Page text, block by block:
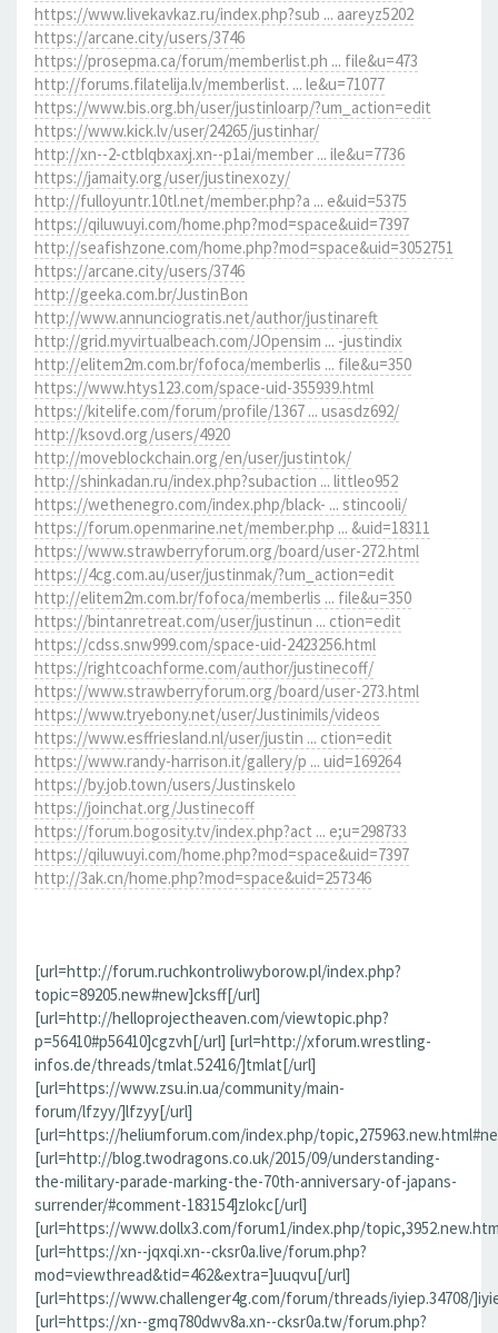
https://www.livekavkaz.ru/index.php?sub ... aareyz5202
https://arcane.city/users/3746
https://prosepma.ca/forum/memberlist.ph ... file&u=473
http://forums.filatelija.lv/memberlist. ... le&u=71077
https://www.bis.org.bh/user/justinloarp/?um_action=edit
https://www.kick.lv/user/24265/justinhar/
http://xn--2-ctblqbxaxj.xn--p1ai/member ... ile&u=7736
https://jamaity.org/user/justinexozy/
http://fulloyuntr.10tl.net/member.php?a ... e&uid=5375
https://qiluwuyi.com/home.php?mod=space&uid=7397
http://seafishzone.com/home.php?mod=space&uid=3052751
https://arcane.city/users/3746
http://geeka.com.br/JustinBon
http://www.annunciogratis.net/author/justinareft
http://grid.myvirtualbeach.com/JOpensim ... -justindix
http://elitem2m.com.br/fofoca/memberlis ... file&u=350
https://www.htys123.com/space-uid-355939.html
https://kitelife.com/forum/profile/1367 ... usasdz692/
http://ksovd.org/users/4920
http://moveblockchain.org/en/user/justintok/
http://shinkadan.ru/index.php?subaction ... littleo952
https://wethenegro.com/index.php/black- ... stincooli/
https://forum.openmarine.net/member.php ... &uid=18311
https://www.strawberryforum.org/board/user-272.html
https://4cg.com.au/user/justinmak/?um_action=edit
http://elitem2m.com.br/fofoca/memberlis ... file&u=350
https://bintanretreat.com/user/justinun ... ction=edit
https://cdss.snw999.com/space-uid-2423256.html
https://rightcoachforme.com/author/justinecoff/
https://www.strawberryforum.org/board/user-273.html
https://www.tryebony.net/user/Justinimils/videos
https://www.esffriesland.nl/user/justin ... ction=edit
https://www.randy-harrison.it/gallery/p ... uid=169264
https://by.job.town/users/Justinskelo
https://joinchat.org/Justinecoff
https://forum.bogosity.tv/index.php?act ... e;u=298733
https://qiluwuyi.com/home.php?mod=space&uid=7397
http://3ak.cn/home.php?mod=space&uid=257346
[url=http://forum.ruchkontroliwyborow.pl/index.php?
topic=89205.new#new]cksff[/url]
[url=http://helloprojectheaven.com/viewtopic.php?
p=56410#p56410]cgzvh[/url] [url=http://xforum.wrestling-
infos.de/threads/tmlat.52416/]tmlat[/url]
[url=https://www.zsu.in.ua/community/main-
forum/lfzyy/]lfzyy[/url]
[url=https://heliumforum.com/index.php/
[url=http://blog.twodragons.co.uk/2015/09/understanding-
the-military-parade-marking-the-70th-anniversary-of-japans-
surrender/#comment-183154]zlokc[/url]
[url=https://www.dollx3.com/forum1/index.php/
[url=https://xn--jqxqi.xn--cksr0a.live/forum.php?
mod=viewthread&tid=462&extra=]uuqvu[/url]
[url=https://www.challenger4g.com/forum/threads/iyiep.34708/
[url=https://xn--gmq780dwv8a.xn--cksr0a.tw/forum.php?